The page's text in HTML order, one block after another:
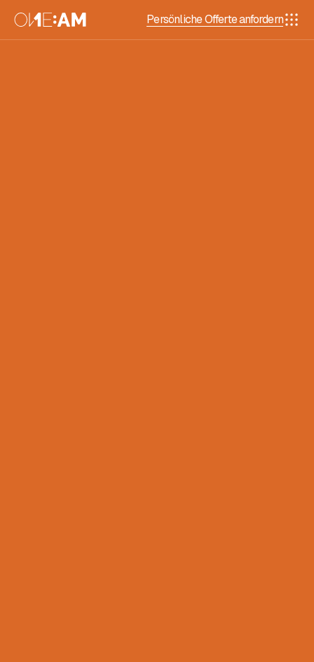
Persönliche Offerte anfordern